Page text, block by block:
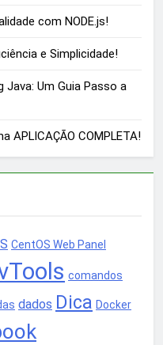
com NODE.js!
e Simplicidade!
Java: Um Guia Passo a
APLICAÇÃO COMPLETA!
CentOS Web Panel
comandos
dados Dica Docker